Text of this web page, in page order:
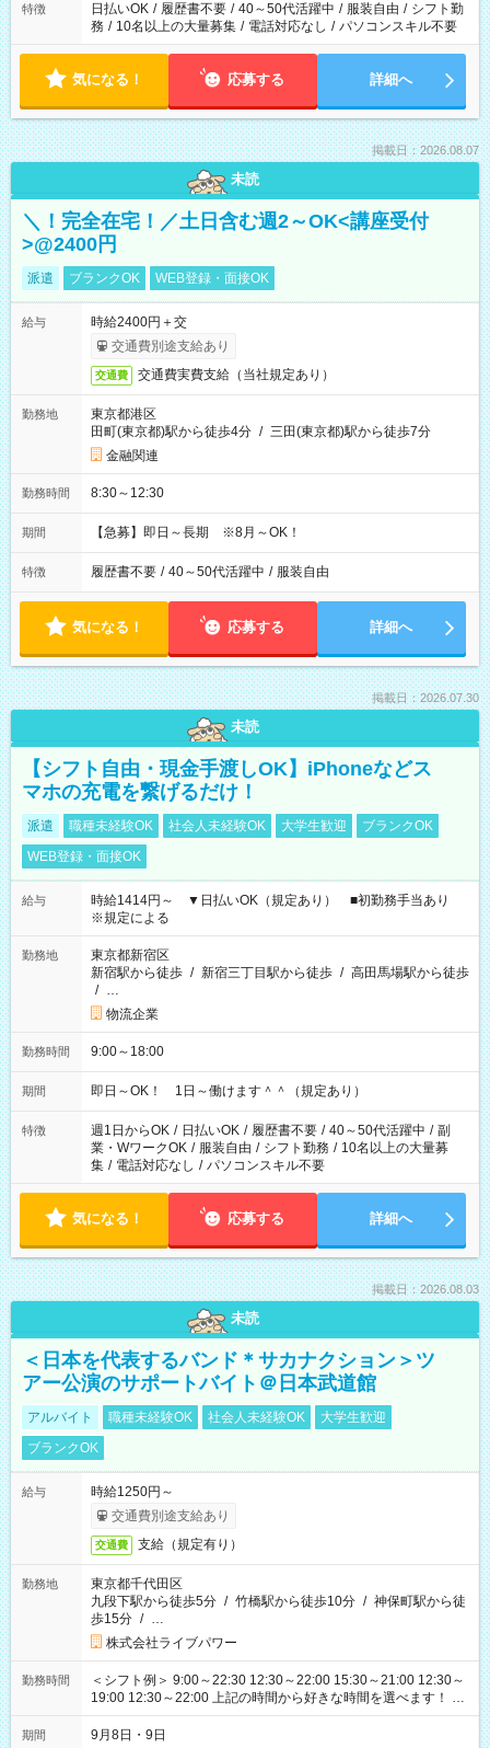
特徴 日払いOK / 履歴書不要 / 40～50代活躍中 / 服装自由 / シフト勤
務 / 10名以上の大量募集 / 電話対応なし / パソコンスキル不要
気になる！ 応募する 詳細へ
掲載日：2026.08.07
未読
＼！完全在宅！／土日含む週2～OK<講座受付
>@2400円
派遣 ブランクOK WEB登録・面接OK
給与
時給2400円＋交
交通費別途支給あり
交通費 交通費実費支給（当社規定あり）
勤務地
東京都港区
田町(東京都)駅から徒歩4分 / 三田(東京都)駅から徒歩7分
金融関連
勤務時間 8:30～12:30
期間 【急募】即日～長期 ※8月～OK！
特徴 履歴書不要 / 40～50代活躍中 / 服装自由
気になる！ 応募する 詳細へ
掲載日：2026.07.30
未読
【シフト自由・現金手渡しOK】iPhoneなどス
マホの充電を繋げるだけ！
派遣 職種未経験OK 社会人未経験OK 大学生歓迎
ブランクOK
WEB登録・面接OK
給与
時給1414円～ ▼日払いOK（規定あり） ■初勤務手当あり
※規定による
勤務地
東京都新宿区
新宿駅から徒歩 / 新宿三丁目駅から徒歩 / 高田馬場駅から徒歩
/ …
物流企業
勤務時間 9:00～18:00
期間 即日～OK！ 1日～働けます＾＾（規定あり）
特徴 週1日からOK / 日払いOK / 履歴書不要 / 40～50代活躍中 / 副
業・WワークOK / 服装自由 / シフト勤務 / 10名以上の大量募
集 / 電話対応なし / パソコンスキル不要
気になる！ 応募する 詳細へ
掲載日：2026.08.03
未読
＜日本を代表するバンド＊サカナクション＞ツ
アー公演のサポートバイト＠日本武道館
アルバイト 職種未経験OK 社会人未経験OK
大学生歓迎
ブランクOK
給与
時給1250円～
交通費別途支給あり
交通費 支給（規定有り）
勤務地
東京都千代田区
九段下駅から徒歩5分 / 竹橋駅から徒歩10分 / 神保町駅から徒
歩15分 / …
株式会社ライブパワー
勤務時間
＜シフト例＞ 9:00～22:30 12:30～22:00 15:30～21:00 12:30～
19:00 12:30～22:00 上記の時間から好きな時間を選べます！ ※
時間は変更となる可能性があります
期間 9月8日・9日